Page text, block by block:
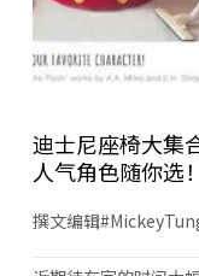
迪士尼座椅大集
人气角色随你选！
撰文编辑